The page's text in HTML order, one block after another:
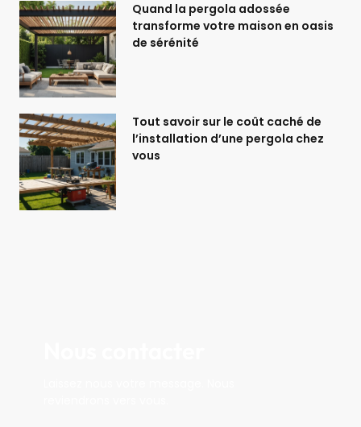
Quand la pergola adossée
transforme votre maison en oasis
de sérénité
Tout savoir sur le coût caché de
l’installation d’une pergola chez
vous